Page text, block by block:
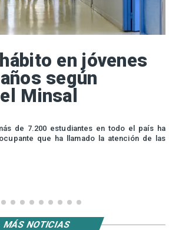
en jóvenes
según
Minsal
de 7.200 estudiantes en todo el país ha
que ha llamado la atención de las
MÁS NOTICIAS